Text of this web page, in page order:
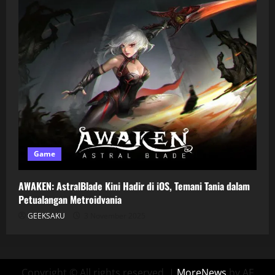
Game
AWAKEN: AstralBlade Kini Hadir di iOS, Temani Tania dalam
Petualangan Metroidvania
GEEKSAKU